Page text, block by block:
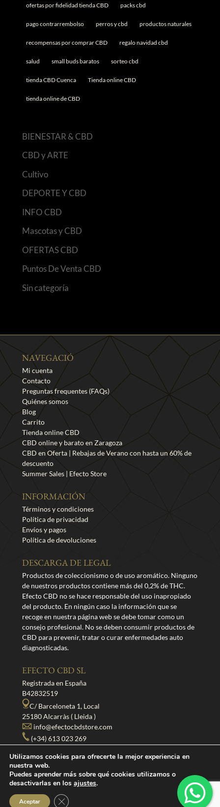
ofertas por fidelidad tienda CBD packs cbd
pago contrarrembolso perros y cbd productos naturales
recompensas por comprar CBD regalo navidad cbd
salud small buds baratos sorteo cbd
tienda CBD Cuenca Tienda online CBD
tienda online de CBD
BIENESTAR & CBD
CBD y ARTE
Cultivo
DEPORTE Y CBD
INFO CBD
Mascotas y CBD
OFERTAS CBD
Puntos De Venta CBD
Sin categoría
NAVEGACIÓ
Mi cuenta
Contacto
Preguntas frequentes (FAQs)
Quiénes somos
Blog
Carrito
Tienda online CBD
CBD online y barato en Zaragoza
CBD en Oferta | Rebajas de Verano con hasta un 60% de
descuento
Summer Sales | Efecto Store
INFORMACIÓN
Términos y condiciones
Política de privacidad
Envíos y pagos
Política de devoluciones
DESCARGA DE LEGAL
Productos de coleccionismo o de uso aromático. Ninguno
de nuestros productos contiene más del 0,2% de THC.
Efecto CBD no se hace responsable del uso inapropiado
del producto. En ningún caso la información que se
recoge en nuestra página web se debe tomar como un
consejo profesional. No se deben consumir productos de
CBD para prevenir, tratar o curar enfermedades auto
diagnosticadas.
EFECTO CBD SL
Registrada en España
B42832519
C/ Barceloneta 1, Local
25180 Alcarràs ( Lleida )
info@efectocbdstore.com
(+34) 613 023 269
SÍGUENOS
Utilizamos cookies para ofrecerte la mejor experiencia en
nuestra web.
Puedes aprender más sobre qué cookies utilizamos o
desactivarlas en los ajustes.
Aceptar Cerrar el banner de cookies RGPD